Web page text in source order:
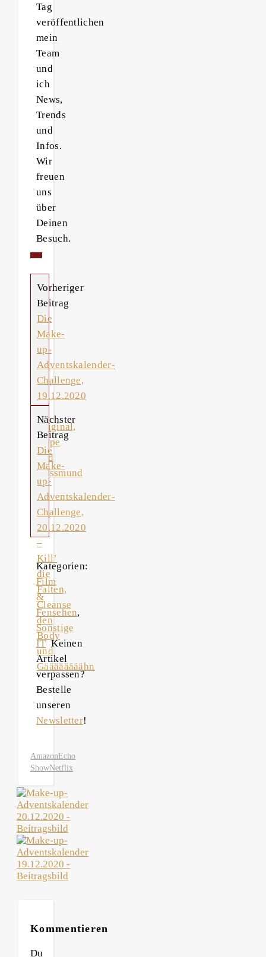
Tag
veröffentlichen
mein
Team
und
ich
News,
Trends
und
Infos.
Wir
freuen
uns
über
Deinen
Besuch.
Vorheriger
Beitrag
Die
Make-
up-
Adventskalender-
Challenge,
19.12.2020
Original,
Dupe
und
Kussmund
Nächster
Beitrag
Die
Make-
up-
Adventskalender-
Challenge,
20.12.2020
–
Kill’
die
Falten,
Cleanse
den
Body
und
Gäääääääähn
Kategorien:
Film
&
Fensehen,
Sonstige
ITKeinen
Artikel
verpassen?
Bestelle
unseren
Newsletter!
AmazonEcho
ShowNetflix
Kommentieren
Du